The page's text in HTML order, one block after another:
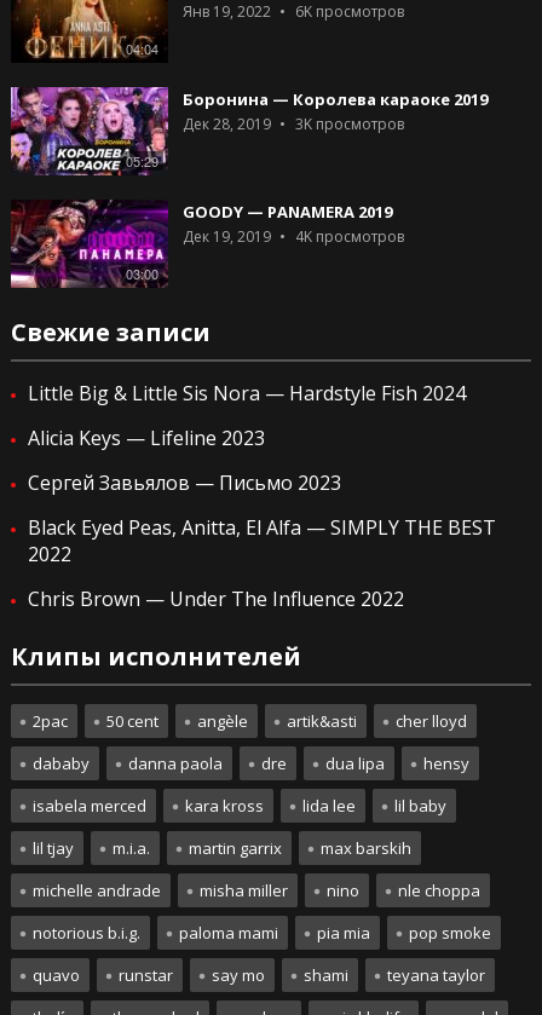
04:04
Янв 19, 2022 6Kпросмотров
05:29
Боронина — Королева караоке 2019
Дек 28, 2019 3Kпросмотров
03:00
GOODY — PANAMERA 2019
Дек 19, 2019 4Kпросмотров
Свежие записи
Little Big & Little Sis Nora — Hardstyle Fish 2024
Alicia Keys — Lifeline 2023
Сергей Завьялов — Письмо 2023
Black Eyed Peas, Anitta, El Alfa — SIMPLY THE BEST
2022
Chris Brown — Under The Influence 2022
Клипы исполнителей
2pac 50 cent angèle artik&asti
cher lloyd
dababy
danna paola dre dua lipa
hensy
isabela merced
kara kross lida lee
lil baby
lil tjay
m.i.a. martin garrix
max barskih
michelle andrade
misha miller nino
nle choppa
notorious b.i.g.
paloma mami pia mia
pop smoke
quavo
runstar say mo shami
teyana taylor